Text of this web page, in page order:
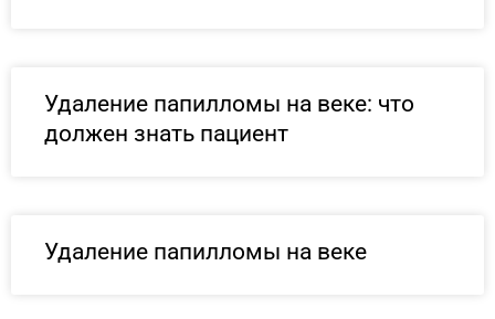
Удаление папилломы на веке: что
должен знать пациент
Удаление папилломы на веке